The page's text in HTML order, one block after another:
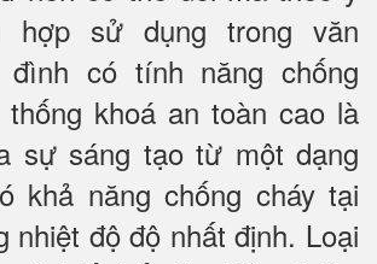
hợp sử dụng trong văn
đình có tính năng chống
khoá an toàn cao là
sự sáng tạo từ một dạng
khả năng chống cháy tại
nhiệt độ độ nhất định. Loại